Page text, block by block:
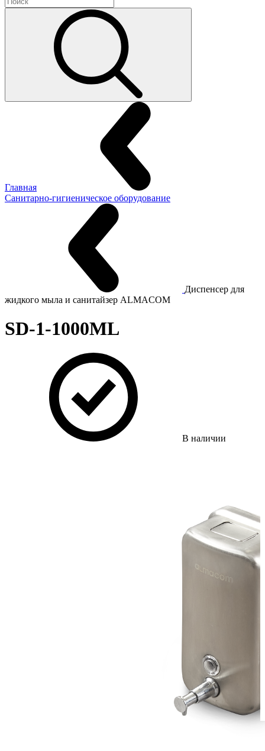
Главная
Санитарно-гигиеническое оборудование
Диспенсер для
жидкого мыла и санитайзер ALMACOM
SD-1-1000ML
В наличии